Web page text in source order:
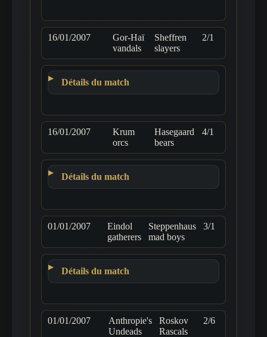
16/01/2007
Gor-Haï
vandals
Sheffren
slayers
2/1
Détails du match
16/01/2007
Krum
orcs
Hasegaard
bears
4/1
Détails du match
01/01/2007
Eindol
gatherers
Steppenhaus
mad boys
3/1
Détails du match
01/01/2007
Anthropie's
Undeads
Roskov
Rascals
2/6